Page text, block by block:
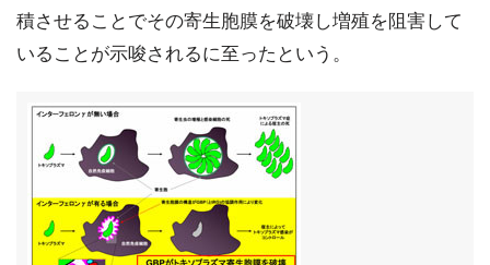
積させることでその寄生胞膜を破壊し増殖を阻害して
いることが示唆されるに至ったという。